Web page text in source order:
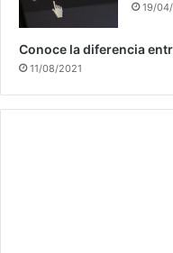
19/
Conoce la diferencia
11/08/2021